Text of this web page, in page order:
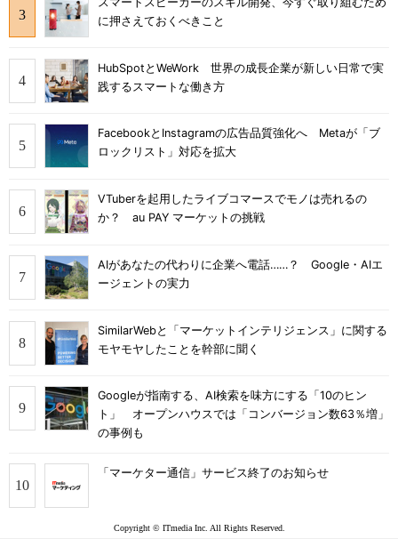
に押さえておくべきこと
HubSpotとWeWork 世界の成長企業が新しい日常で実
践するスマートな働き方
FacebookとInstagramの広告品質強化へ Metaが「ブ
ロックリスト」対応を拡大
VTuberを起用したライブコマースでモノは売れるの
か？ au PAY マーケットの挑戦
AIがあなたの代わりに企業へ電話……？ Google・AIエ
ージェントの実力
SimilarWebと「マーケットインテリジェンス」に関する
モヤモヤしたことを幹部に聞く
Googleが指南する、AI検索を味方にする「10のヒン
ト」 オープンハウスでは「コンバージョン数63％増」
の事例も
「マーケター通信」サービス終了のお知らせ
Copyright © ITmedia Inc. All Rights Reserved.